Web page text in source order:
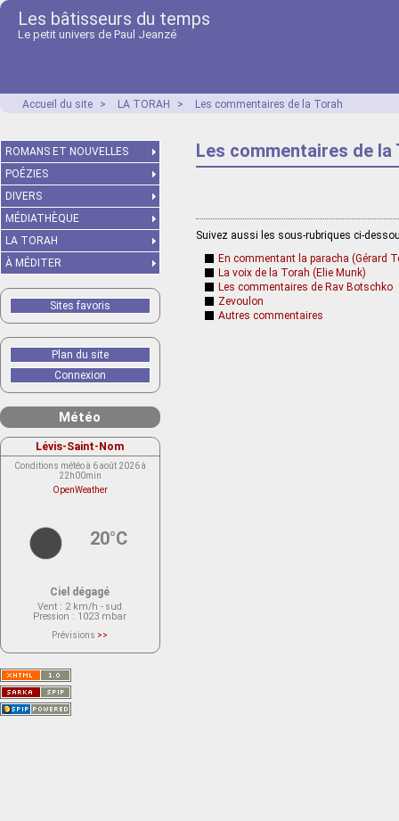
Les bâtisseurs du temps
Le petit univers de Paul Jeanzé
Accueil du site > LA TORAH > Les commentaires de la Torah
Les commentaires de la
Suivez aussi les sous-rubriques ci-
En commentant la paracha (Gérard
La voix de la Torah (Elie Munk)
Les commentaires de Rav Botschko
Zevoulon
Autres commentaires
ROMANS ET NOUVELLES
POÉZIES
DIVERS
MÉDIATHÈQUE
LA TORAH
À MÉDITER
Sites favoris
Plan du site
Connexion
Météo
Lévis-Saint-Nom
Conditions météo à 6 août 2026 à
22h00min
OpenWeather
20°C
Ciel dégagé
Vent : 2 km/h - sud
Pression : 1023 mbar
Prévisions >>
actuellement aucune prévision
Saint-Nom.
Veuillez consulter le message du
service ci-dessous.
(401 - Invalid API key. Please see
https://openweathermap.org/faq#error401